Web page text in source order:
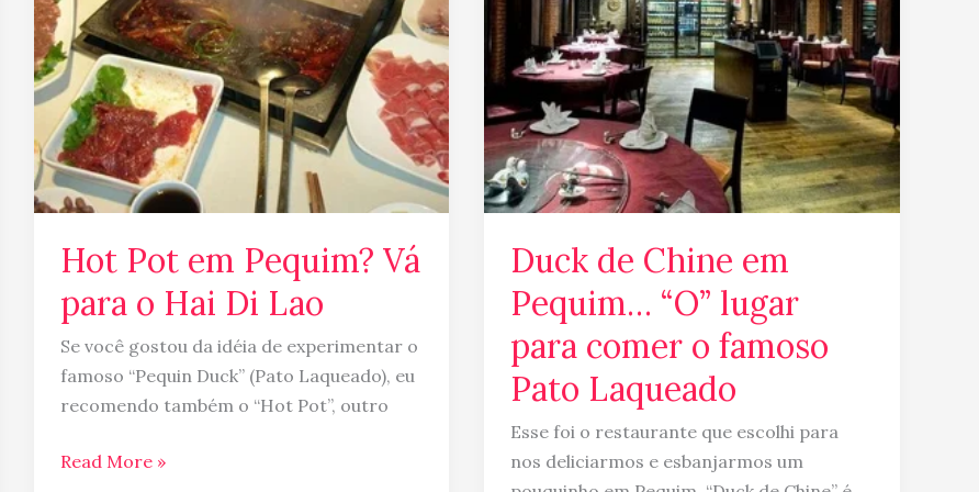
Hot Pot em Pequim? Vá
para o Hai Di Lao
Se você gostou da idéia de experimentar o
famoso “Pequin Duck” (Pato Laqueado), eu
recomendo também o “Hot Pot”, outro
Hai
Di
Lao
Read More »
Duck de Chine em
Pequim… “O” lugar
para comer o famoso
Pato Laqueado
Esse foi o restaurante que escolhi para
nos deliciarmos e esbanjarmos um
comer
o
famoso
Pato
Laqueado